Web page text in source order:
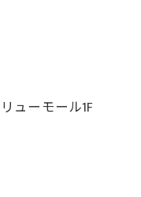
ューモール1F